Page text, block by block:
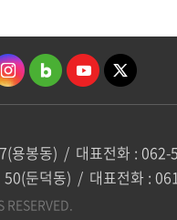
용봉동) / 대표전화 :
둔덕동) / 대표전화 :
RESERVED.